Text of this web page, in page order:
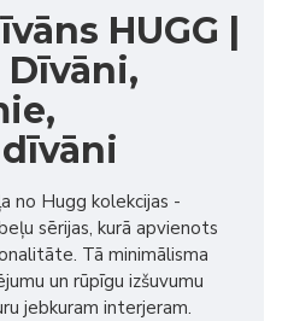
HUGG |
Dīvāni,
no Hugg kolekcijas -
sērijas, kurā apvienots
Tā minimālisma
un rūpīgu izšuvumu
jebkuram interjeram.